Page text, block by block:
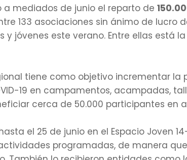
a mediados de junio el reparto de
133 asociaciones sin ánimo de lucro
y jóvenes este verano. Entre ellas está
tiene como objetivo incrementar
19 en campamentos, acampadas,
cerca de 50.000 participantes en
el 25 de junio en el Espacio Joven
programadas, de manera